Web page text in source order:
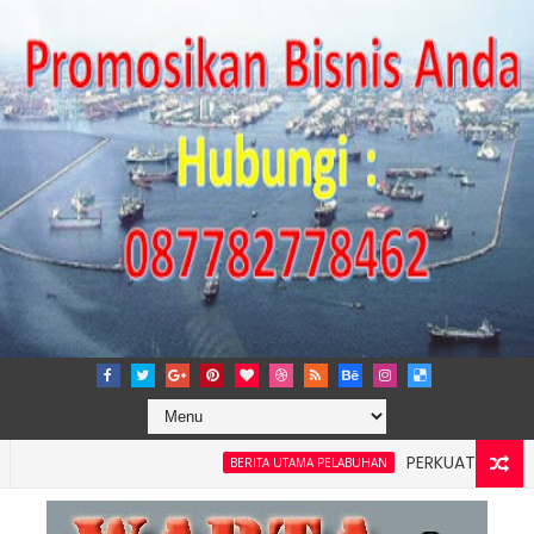
BERITA UTAMA PELABUHAN PERKUAT TATA KELOLA